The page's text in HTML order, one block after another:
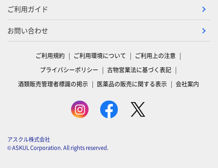
ご利用ガイド
お問い合わせ
ご利用規約 ご利用環境について
ご利用上の注意
プライバシーポリシー
古物営業法に基づく表記
酒類販売管理者標識の掲示
医薬品の販売に関する表示 会社案内
アスクル株式会社
© ASKUL Corporation. All rights reserved.